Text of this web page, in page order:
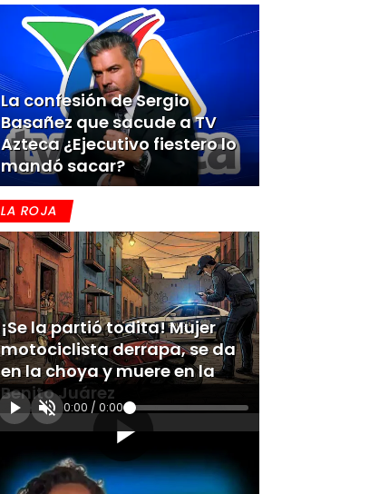
La confesión de Sergio
Basañez que sacude a TV
Azteca ¿Ejecutivo fiestero lo
mandó sacar?
LA ROJA
¡Se la partió todita! Mujer
motociclista derrapa, se da
en la choya y muere en la
Benito Juárez
0:00 / 0:00
[Publicidad]